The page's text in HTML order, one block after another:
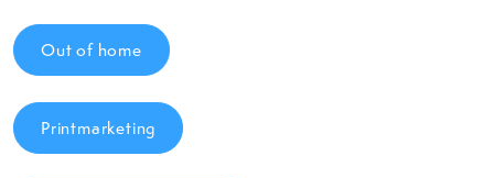
Out of home
Printmarketing